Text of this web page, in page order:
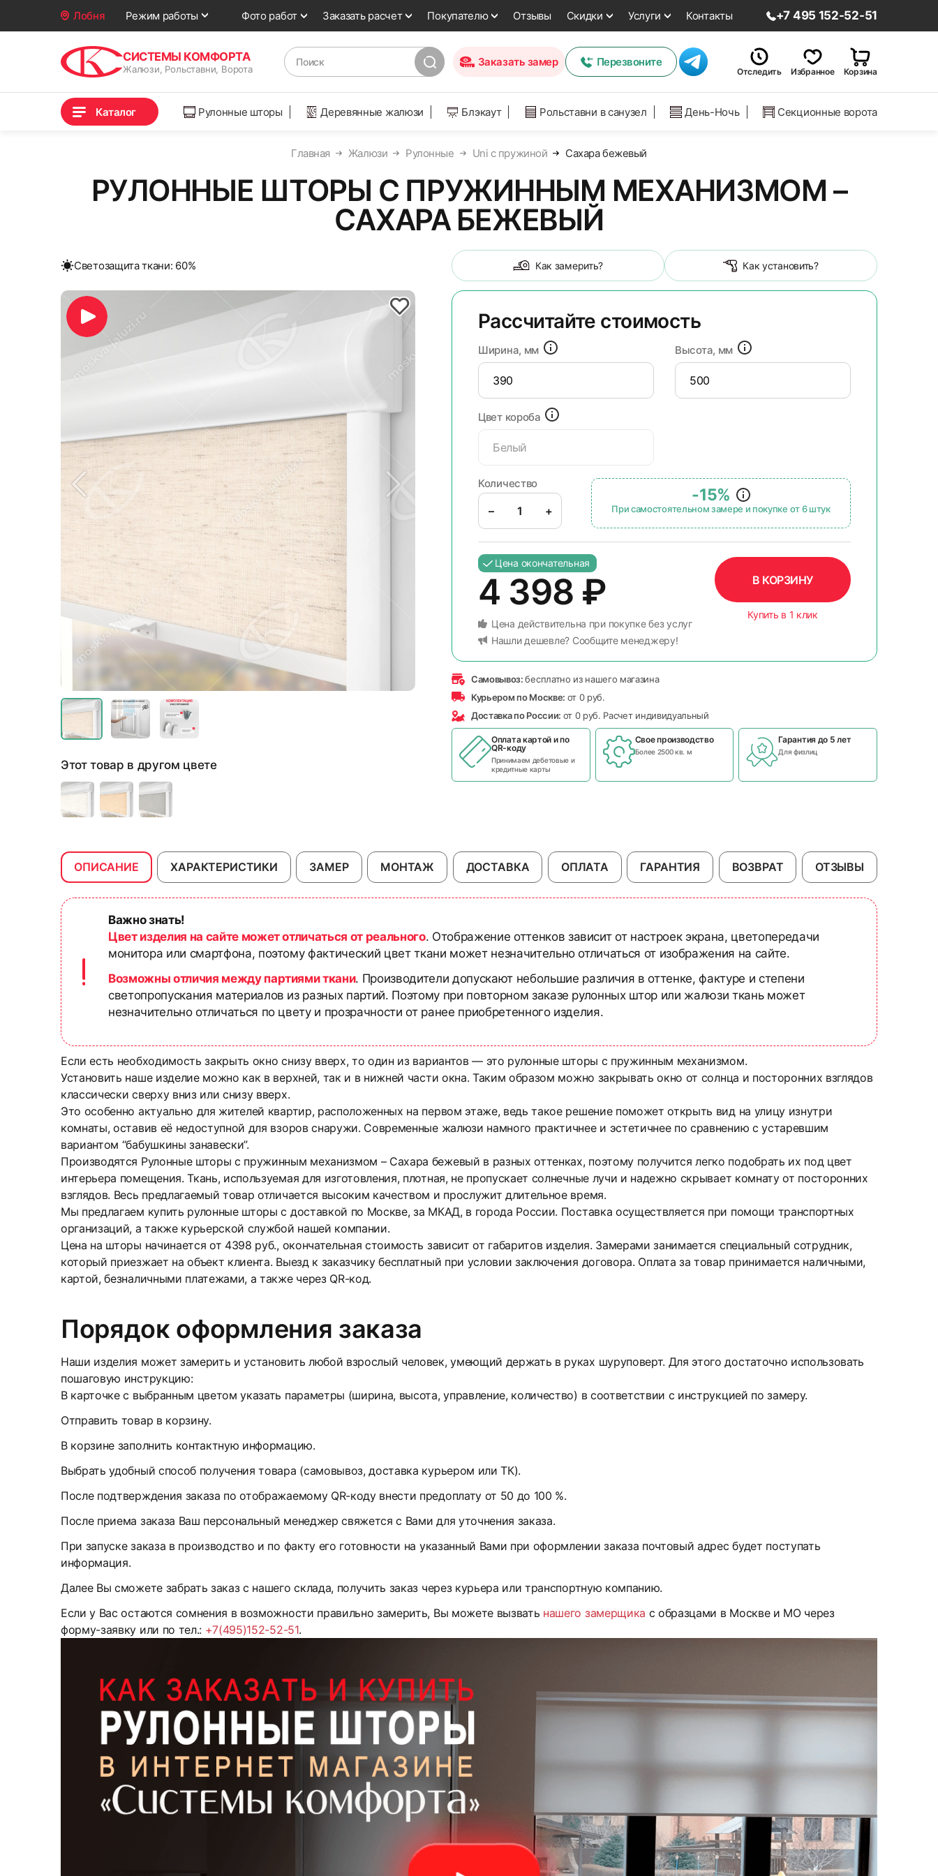
Лобня Режим работы Фото работ Заказать расчет Покупателю Отзывы Скидки Услуги Контакты +7 495 152-52-51
СИСТЕМЫ КОМФОРТА
Жалюзи, Рольставни, Ворота
Заказать замер Перезвоните
Отследить Избранное Корзина
Каталог Рулонные шторы Деревянные жалюзи Блэкаут Рольставни в санузел День-Ночь Секционные ворота
Главная Жалюзи Рулонные Uni с пружиной Сахара бежевый
РУЛОННЫЕ ШТОРЫ С ПРУЖИННЫМ МЕХАНИЗМОМ –
САХАРА БЕЖЕВЫЙ
Cветозащита ткани: 60% Как замерить? Как установить?
Этот товар в другом цвете
Рассчитайте стоимость
Ширина, мм Высота, мм
Цвет короба
Белый
Количество
– +
-15%
При самостоятельном замере и покупке от 6 штук
Цена окончательная
4 398 ₽
Цена действительна при покупке без услуг
Нашли дешевле? Сообщите менеджеру!
В КОРЗИНУ
Купить в 1 клик
Самовывоз:бесплатно из нашего магазина
Курьером по Москве: от 0 руб.
Доставка по России: от 0 руб. Расчет индивидуальный
Оплата картой и по
QR-коду
Принимаем дебетовые и
кредитные карты
Свое производство
Более 2500 кв. м
Гарантия до 5 лет
Для физлиц
ОПИСАНИЕ ХАРАКТЕРИСТИКИ ЗАМЕР МОНТАЖ ДОСТАВКА ОПЛАТА ГАРАНТИЯ ВОЗВРАТ ОТЗЫВЫ
Важно знать!
Цвет изделия на сайте может отличаться от реального. Отображение оттенков зависит от настроек экрана, цветопередачи
монитора или смартфона, поэтому фактический цвет ткани может незначительно отличаться от изображения на сайте.
Возможны отличия между партиями ткани. Производители допускают небольшие различия в оттенке, фактуре и степени
светопропускания материалов из разных партий. Поэтому при повторном заказе рулонных штор или жалюзи ткань может
незначительно отличаться по цвету и прозрачности от ранее приобретенного изделия.
Если есть необходимость закрыть окно снизу вверх, то один из вариантов — это рулонные шторы с пружинным механизмом.
Установить наше изделие можно как в верхней, так и в нижней части окна. Таким образом можно закрывать окно от солнца и посторонних взглядов
классически сверху вниз или снизу вверх.
Это особенно актуально для жителей квартир, расположенных на первом этаже, ведь такое решение поможет открыть вид на улицу изнутри
комнаты, оставив её недоступной для взоров снаружи. Современные жалюзи намного практичнее и эстетичнее по сравнению с устаревшим
вариантом “бабушкины занавески”.
Производятся Рулонные шторы с пружинным механизмом – Сахара бежевый в разных оттенках, поэтому получится легко подобрать их под цвет
интерьера помещения. Ткань, используемая для изготовления, плотная, не пропускает солнечные лучи и надежно скрывает комнату от посторонних
взглядов. Весь предлагаемый товар отличается высоким качеством и прослужит длительное время.
Мы предлагаем купить рулонные шторы с доставкой по Москве, за МКАД, в города России. Поставка осуществляется при помощи транспортных
организаций, а также курьерской службой нашей компании.
Цена на шторы начинается от 4398 руб., окончательная стоимость зависит от габаритов изделия. Замерами занимается специальный сотрудник,
который приезжает на объект клиента. Выезд к заказчику бесплатный при условии заключения договора. Оплата за товар принимается наличными,
картой, безналичными платежами, а также через QR-код.
Порядок оформления заказа
Наши изделия может замерить и установить любой взрослый человек, умеющий держать в руках шуруповерт. Для этого достаточно использовать
пошаговую инструкцию:
В карточке с выбранным цветом указать параметры (ширина, высота, управление, количество) в соответствии с инструкцией по замеру.
Отправить товар в корзину.
В корзине заполнить контактную информацию.
Выбрать удобный способ получения товара (самовывоз, доставка курьером или ТК).
После подтверждения заказа по отображаемому QR-коду внести предоплату от 50 до 100 %.
После приема заказа Ваш персональный менеджер свяжется с Вами для уточнения заказа.
При запуске заказа в производство и по факту его готовности на указанный Вами при оформлении заказа почтовый адрес будет поступать
информация.
Далее Вы сможете забрать заказ с нашего склада, получить заказ через курьера или транспортную компанию.
Если у Вас остаются сомнения в возможности правильно замерить, Вы можете вызвать нашего замерщика с образцами в Москве и МО через
форму-заявку или по тел.: +7(495)152-52-51.